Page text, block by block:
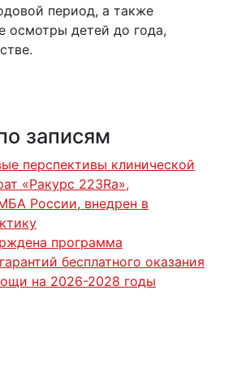
период, а также
осмотры детей до года,
записям
перспективы клинической
«Ракурс 223Ra»,
России, внедрен в
программа
бесплатного оказания
на 2026-2028 годы